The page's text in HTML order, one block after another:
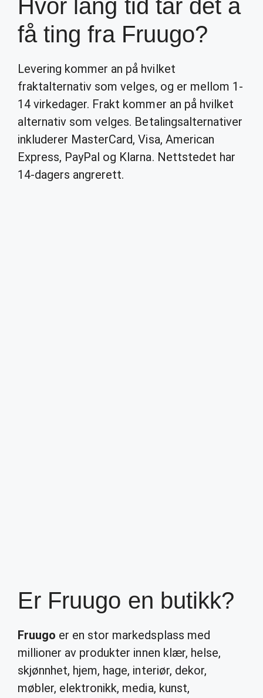
Hvor lang tid tar det å
få ting fra Fruugo?
Levering kommer an på hvilket
fraktalternativ som velges, og er mellom 1-
14 virkedager. Frakt kommer an på hvilket
alternativ som velges. Betalingsalternativer
inkluderer MasterCard, Visa, American
Express, PayPal og Klarna. Nettstedet har
14-dagers angrerett.
Er Fruugo en butikk?
Fruugo er en stor markedsplass med
millioner av produkter innen klær, helse,
skjønnhet, hjem, hage, interiør, dekor,
møbler, elektronikk, media, kunst,